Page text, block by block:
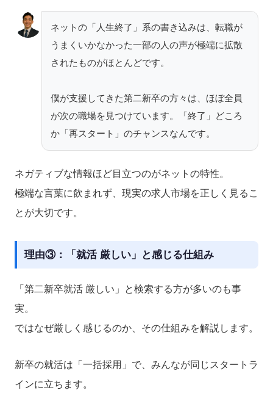
ネットの「人生終了」系の書き込みは、転職が
うまくいかなかった一部の人の声が極端に拡散
されたものがほとんどです。
僕が支援してきた第二新卒の方々は、ほぼ全員
が次の職場を見つけています。「終了」どころ
か「再スタート」のチャンスなんです。
ネガティブな情報ほど目立つのがネットの特性。
極端な言葉に飲まれず、現実の求人市場を正しく見るこ
とが大切です。
理由③：「就活 厳しい」と感じる仕組み
「第二新卒就活 厳しい」と検索する方が多いのも事
実。
ではなぜ厳しく感じるのか、その仕組みを解説します。
新卒の就活は「一括採用」で、みんなが同じスタートラ
インに立ちます。